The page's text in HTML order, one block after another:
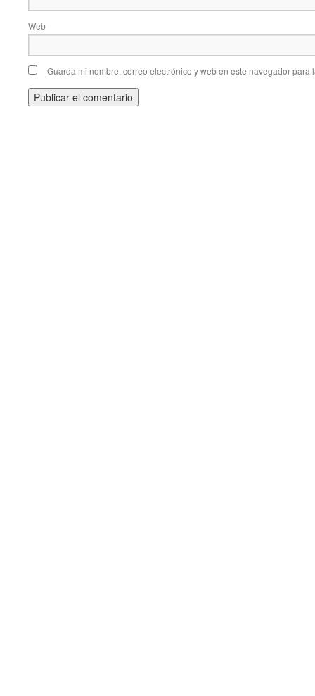
Web
Guarda mi nombre, correo electrónico y web en este navegador para